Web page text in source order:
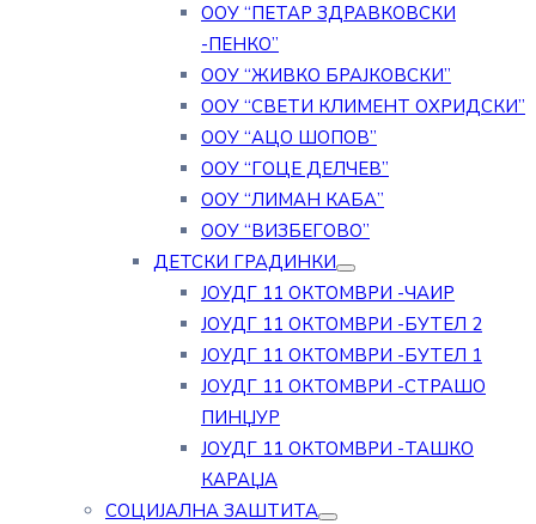
ООУ “ПЕТАР ЗДРАВКОВСКИ
-ПЕНКО”
ООУ “ЖИВКО БРАЈКОВСКИ”
ООУ “СВЕТИ КЛИМЕНТ ОХРИДСКИ”
ООУ “АЦО ШОПОВ”
ООУ “ГОЦЕ ДЕЛЧЕВ”
ООУ “ЛИМАН КАБА”
ООУ “ВИЗБЕГОВО”
ДЕТСКИ ГРАДИНКИ
ЈОУДГ 11 ОКТОМВРИ -ЧАИР
ЈОУДГ 11 ОКТОМВРИ -БУТЕЛ 2
ЈОУДГ 11 ОКТОМВРИ -БУТЕЛ 1
ЈОУДГ 11 ОКТОМВРИ -СТРАШО
ПИНЏУР
ЈОУДГ 11 ОКТОМВРИ -ТАШКО
КАРАЏА
СОЦИЈАЛНА ЗАШТИТА